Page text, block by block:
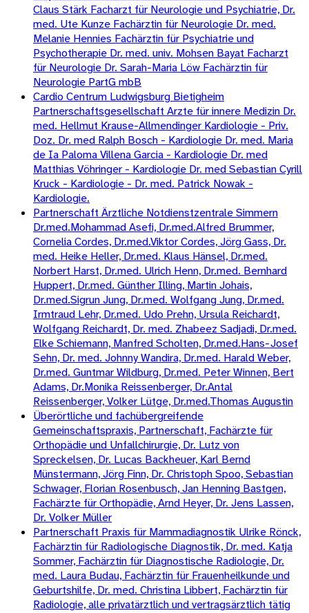
Claus Stärk Facharzt für Neurologie und Psychiatrie, Dr.
med. Ute Kunze Fachärztin für Neurologie Dr. med.
Melanie Hennies Fachärztin für Psychiatrie und
Psychotherapie Dr. med. univ. Mohsen Bayat Facharzt
für Neurologie Dr. Sarah-Maria Löw Fachärztin für
Neurologie PartG mbB
Cardio Centrum Ludwigsburg Bietigheim
Partnerschaftsgesellschaft Arzte für innere Medizin Dr.
med. Hellmut Krause-Allmendinger Kardiologie - Priv.
Doz. Dr. med Ralph Bosch - Kardiologie Dr. med. Maria
de Ia Paloma Villena Garcia - Kardiologie Dr. med
Matthias Vöhringer - Kardiologie Dr. med Sebastian Cyrill
Kruck - Kardiologie - Dr. med. Patrick Nowak -
Kardiologie.
Partnerschaft Ärztliche Notdienstzentrale Simmern
Dr.med.Mohammad Asefi, Dr.med.Alfred Brummer,
Cornelia Cordes, Dr.med.Viktor Cordes, Jörg Gass, Dr.
med. Heike Heller, Dr.med. Klaus Hänsel, Dr.med.
Norbert Harst, Dr.med. Ulrich Henn, Dr.med. Bernhard
Huppert, Dr.med. Günther Illing, Martin Johais,
Dr.med.Sigrun Jung, Dr.med. Wolfgang Jung, Dr.med.
Irmtraud Lehr, Dr.med. Udo Prehn, Ursula Reichardt,
Wolfgang Reichardt, Dr. med. Zhabeez Sadjadi, Dr.med.
Elke Schiemann, Manfred Scholten, Dr.med.Hans-Josef
Sehn, Dr. med. Johnny Wandira, Dr.med. Harald Weber,
Dr.med. Guntmar Wildburg, Dr.med. Peter Winnen, Bert
Adams, Dr.Monika Reissenberger, Dr.Antal
Reissenberger, Volker Lütge, Dr.med.Thomas Augustin
Überörtliche und fachübergreifende
Gemeinschaftspraxis, Partnerschaft, Fachärzte für
Orthopädie und Unfallchirurgie, Dr. Lutz von
Spreckelsen, Dr. Lucas Backheuer, Karl Bernd
Münstermann, Jörg Finn, Dr. Christoph Spoo, Sebastian
Schwager, Florian Rosenbusch, Jan Henning Bastgen,
Fachärzte für Orthopädie, Arnd Heyer, Dr. Jens Lassen,
Dr. Volker Müller
Partnerschaft Praxis für Mammadiagnostik Ulrike Rönck,
Fachärztin für Radiologische Diagnostik, Dr. med. Katja
Sommer, Fachärztin für Diagnostische Radiologie, Dr.
med. Laura Budau, Fachärztin für Frauenheilkunde und
Geburtshilfe, Dr. med. Christina Libbert, Fachärztin für
Radiologie, alle privatärztlich und vertragsärztlich tätig